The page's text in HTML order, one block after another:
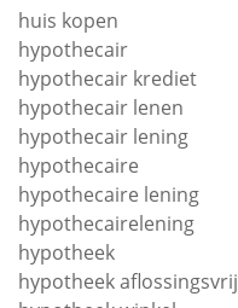
huis kopen
hypothecair
hypothecair krediet
hypothecair lenen
hypothecair lening
hypothecaire
hypothecaire lening
hypothecairelening
hypotheek
hypotheek aflossingsvrij